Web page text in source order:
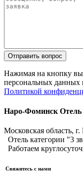
Отправить вопрос
Нажимая на кнопку вы
персональных данных
Политикой
Наро-Фоминск Отель
Московская область,
Отель категории "3
Работаем
Свяжитесь с нами